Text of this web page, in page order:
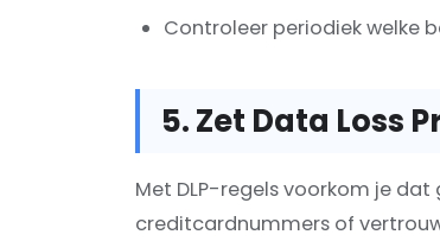
Controleer periodiek welke
5. Zet Data Loss
Met DLP-regels voorkom je
creditcardnummers of